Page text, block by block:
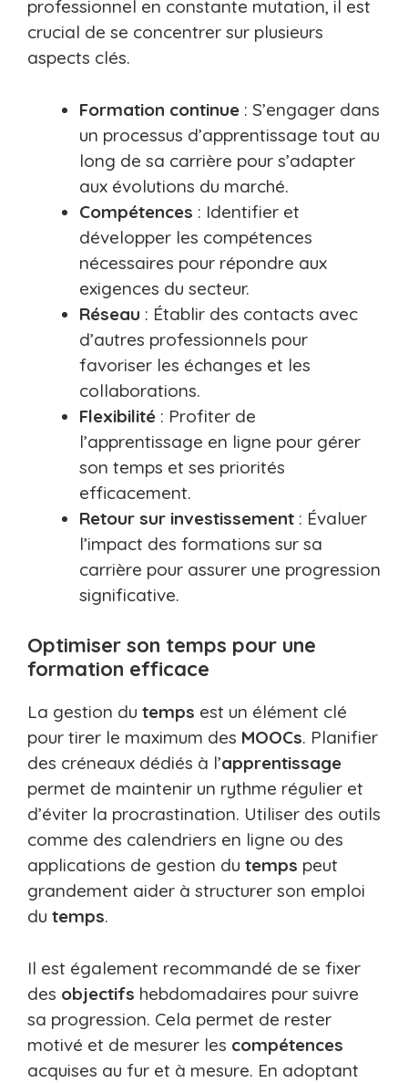
professionnel en constante mutation, il est
crucial de se concentrer sur plusieurs
aspects clés.
Formation continue : S’engager dans
un processus d’apprentissage tout au
long de sa carrière pour s’adapter
aux évolutions du marché.
Compétences : Identifier et
développer les compétences
nécessaires pour répondre aux
exigences du secteur.
Réseau : Établir des contacts avec
d’autres professionnels pour
favoriser les échanges et les
collaborations.
Flexibilité : Profiter de
l’apprentissage en ligne pour gérer
son temps et ses priorités
efficacement.
Retour sur investissement : Évaluer
l’impact des formations sur sa
carrière pour assurer une progression
significative.
Optimiser son temps pour une
formation efficace
La gestion du temps est un élément clé
pour tirer le maximum des MOOCs. Planifier
des créneaux dédiés à l’apprentissage
permet de maintenir un rythme régulier et
d’éviter la procrastination. Utiliser des outils
comme des calendriers en ligne ou des
applications de gestion du temps peut
grandement aider à structurer son emploi
du temps.
Il est également recommandé de se fixer
des objectifs hebdomadaires pour suivre
sa progression. Cela permet de rester
motivé et de mesurer les compétences
acquises au fur et à mesure. En adoptant